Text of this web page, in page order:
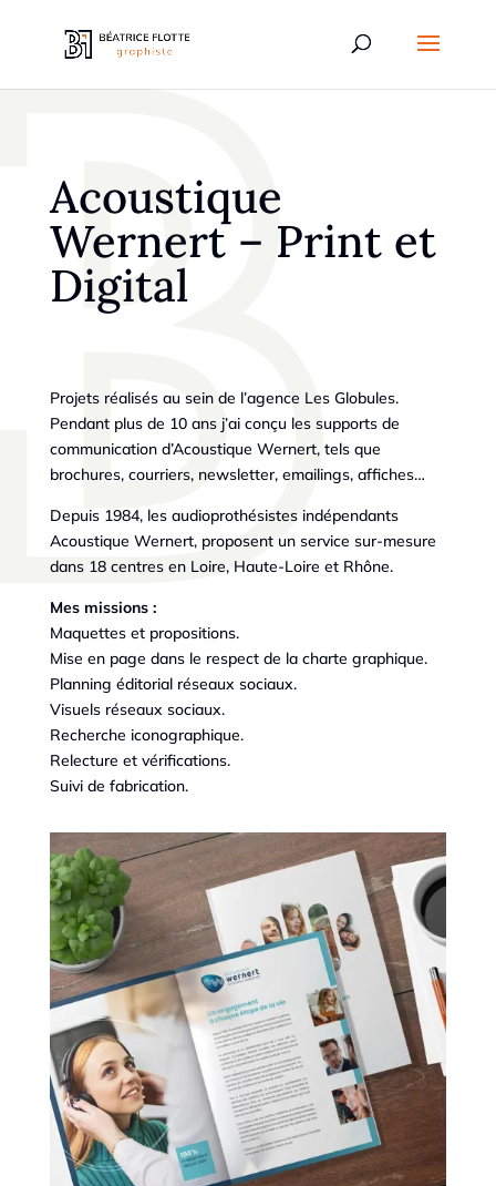
Acoustique
Wernert – Print et
Digital
Projets réalisés au sein de l’agence Les Globules.
Pendant plus de 10 ans j’ai conçu les supports de
communication d’Acoustique Wernert, tels que
brochures, courriers, newsletter, emailings, affiches…
Depuis 1984, les audioprothésistes indépendants
Acoustique Wernert, proposent un service sur-mesure
dans 18 centres en Loire, Haute-Loire et Rhône.
Mes missions :
Maquettes et propositions.
Mise en page dans le respect de la charte graphique.
Planning éditorial réseaux sociaux.
Visuels réseaux sociaux.
Recherche iconographique.
Relecture et vérifications.
Suivi de fabrication.